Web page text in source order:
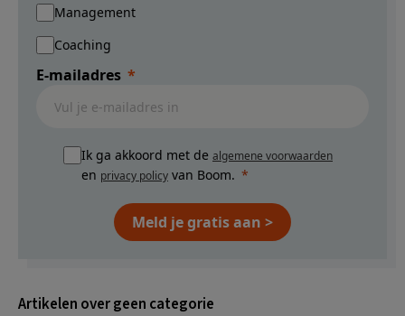
Management
Coaching
E-mailadres
Ik ga akkoord met de algemene voorwaarden
en privacy policy van Boom.
Meld je gratis aan >
Artikelen over geen categorie